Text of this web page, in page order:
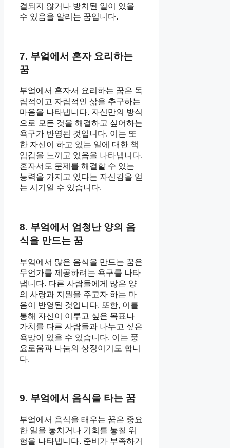
결되지 않거나 방치된 일이 있을
수 있음을 알리는 꿈입니다.
7. 부엌에서 혼자 요리하는
꿈
부엌에서 혼자서 요리하는 꿈은 독
립적이고 자립적인 삶을 추구하는
마음을 나타냅니다. 자신만의 방식
으로 모든 것을 해결하고 싶어하는
욕구가 반영된 것입니다. 이는 또
한 자신이 하고 있는 일에 대한 책
임감을 느끼고 있음을 나타냅니다.
혼자서도 문제를 해결할 수 있는
능력을 가지고 있다는 자신감을 얻
는 시기일 수 있습니다.
8. 부엌에서 엄청난 양의 음
식을 만드는 꿈
부엌에서 많은 음식을 만드는 꿈은
무언가를 제공하려는 욕구를 나타
냅니다. 다른 사람들에게 많은 양
의 사랑과 지원을 주고자 하는 마
음이 반영된 것입니다. 또한, 이를
통해 자신이 이루고 싶은 목표나
가치를 다른 사람들과 나누고 싶은
욕망이 있을 수 있습니다. 이는 풍
요로움과 나눔의 상징이기도 합니
다.
9. 부엌에서 음식을 타는 꿈
부엌에서 음식을 태우는 꿈은 중요
한 일을 놓치거나 기회를 놓칠 위
험을 나타냅니다. 준비가 부족하거